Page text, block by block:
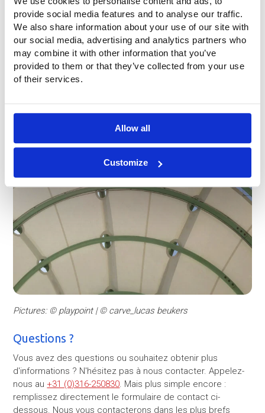
provide social media features and to analyse our traffic.
We also share information about your use of our site with
our social media, advertising and analytics partners who
may combine it with other information that you’ve
provided to them or that they’ve collected from your use
of their services.
Allow all
Customize
Pictures: © playpoint | © carve_lucas beukers
Questions ?
Vous avez des questions ou souhaitez obtenir plus
d'informations ? N'hésitez pas à nous contacter. Appelez-
nous au +31 (0)316-250830. Mais plus simple encore :
remplissez directement le formulaire de contact ci-
dessous. Nous vous contacterons dans les plus brefs